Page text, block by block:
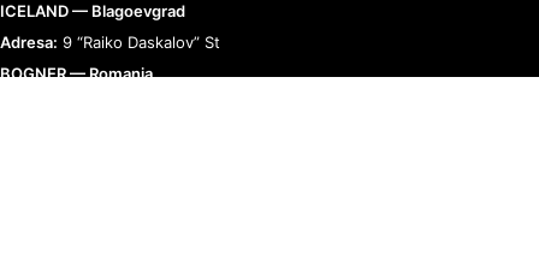
ICELAND — Blagoevgrad
Adresa: 9 “Raiko Daskalov” St
BOGNER — Romania